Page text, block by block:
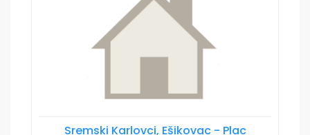
Sremski Karlovci, Ešikovac - Plac